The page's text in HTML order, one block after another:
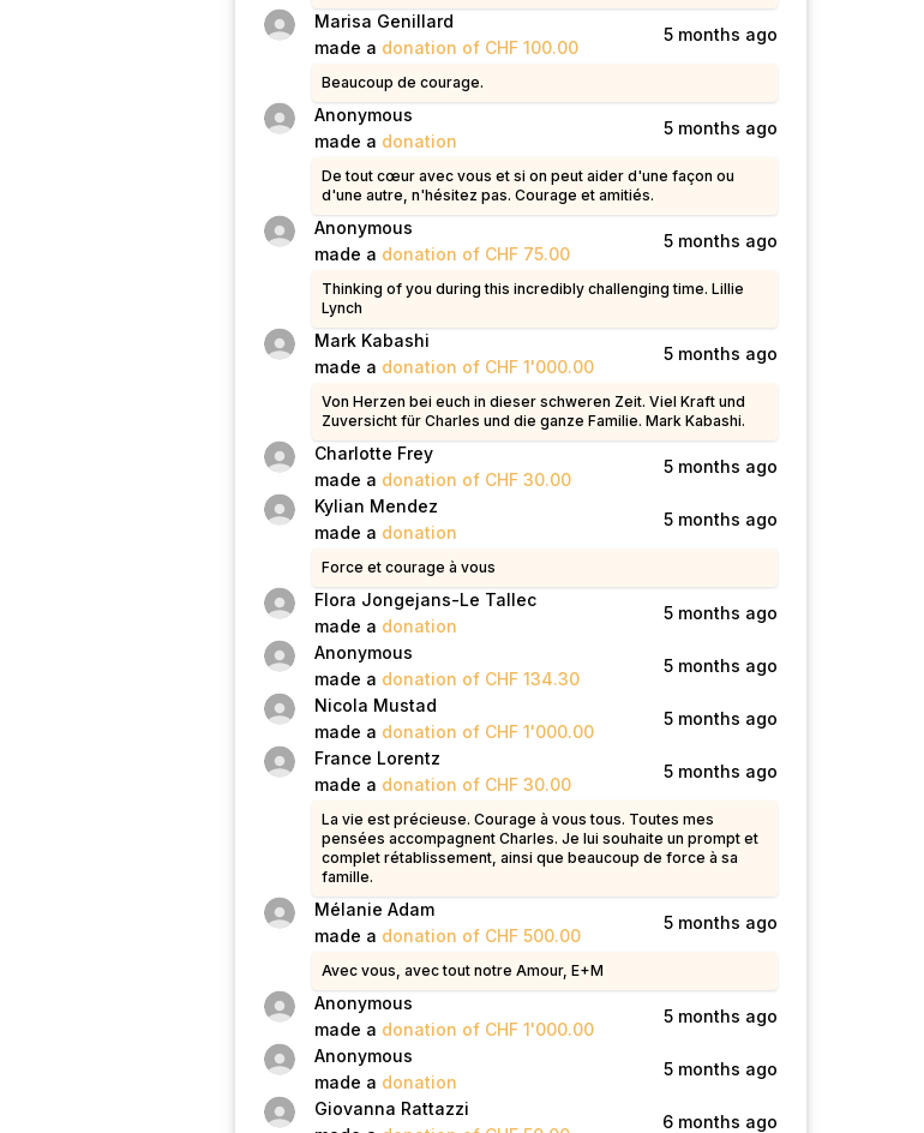
Marisa Genillard
made a donation of CHF 100.00
5 months ago
Beaucoup de courage.
Anonymous
made a donation
5 months ago
De tout cœur avec vous et si on peut aider d'une façon ou
d'une autre, n'hésitez pas. Courage et amitiés.
Anonymous
made a donation of CHF 75.00
5 months ago
Thinking of you during this incredibly challenging time. Lillie
Lynch
Mark Kabashi
made a donation of CHF 1'000.00
5 months ago
Von Herzen bei euch in dieser schweren Zeit. Viel Kraft und
Zuversicht für Charles und die ganze Familie. Mark Kabashi.
Charlotte Frey
made a donation of CHF 30.00
5 months ago
Kylian Mendez
made a donation
5 months ago
Force et courage à vous
Flora Jongejans-Le Tallec
made a donation
5 months ago
Anonymous
made a donation of CHF 134.30
5 months ago
Nicola Mustad
made a donation of CHF 1'000.00
5 months ago
France Lorentz
made a donation of CHF 30.00
5 months ago
La vie est précieuse. Courage à vous tous. Toutes mes
pensées accompagnent Charles. Je lui souhaite un prompt et
complet rétablissement, ainsi que beaucoup de force à sa
famille.
Mélanie Adam
made a donation of CHF 500.00
5 months ago
Avec vous, avec tout notre Amour, E+M
Anonymous
made a donation of CHF 1'000.00
5 months ago
Anonymous
made a donation
5 months ago
Giovanna Rattazzi
6 months ago